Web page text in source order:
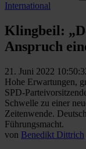
International
Klingbeil:
Anspruch
21. Juni 2022
Hohe Erwartungen,
SPD-
Schwelle zu einer
Zeitenwende.
Führungsmacht.
von Benedikt Dittrich